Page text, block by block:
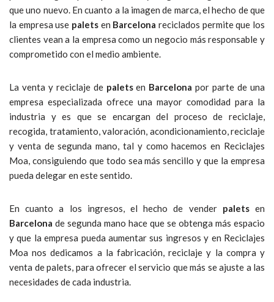
que uno nuevo. En cuanto a la imagen de marca, el hecho de que
la empresa use palets en Barcelona reciclados permite que los
clientes vean a la empresa como un negocio más responsable y
comprometido con el medio ambiente.
La venta y reciclaje de paletsen Barcelona por parte de una
empresa especializada ofrece una mayor comodidad para la
industria y es que se encargan del proceso de reciclaje,
recogida, tratamiento, valoración, acondicionamiento, reciclaje
y venta de segunda mano, tal y como hacemos en Reciclajes
Moa, consiguiendo que todo sea más sencillo y que la empresa
pueda delegar en este sentido.
En cuanto a los ingresos, el hecho de vender paletsen
Barcelona de segunda mano hace que se obtenga más espacio
y que la empresa pueda aumentar sus ingresos y en Reciclajes
Moa nos dedicamos a la fabricación, reciclaje y la compra y
venta de palets, para ofrecer el servicio que más se ajuste a las
necesidades de cada industria.